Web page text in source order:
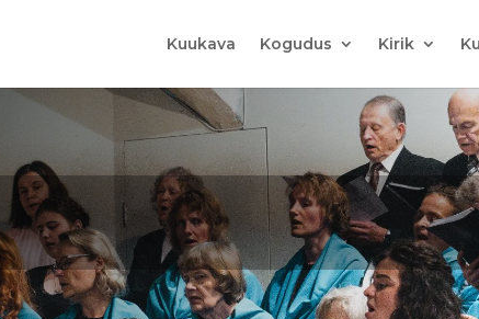
Kuukava Kogudus Kirik